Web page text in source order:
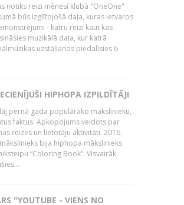
notiks reizi mēnesī klubā "OneOne"
būs izglītojošā daļa, kuras ietvaros
- katru reizi kaut kas
muzikālā daļa, kur katrā
uzstāšanos piedalīsies 6
HIPHOPA IZPILDĪTĀJI
pērnā gada populārāko mākslinieku,
faktus. Apkopojums veidots par
reizes un lietotāju aktivitāti. 2016.
bija hiphopa mākslinieks
“Coloring Book”. Visvairāk
"YOUTUBE - VIENS NO